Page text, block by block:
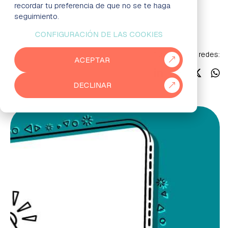
recordar tu preferencia de que no se te haga
seguimiento.
CONFIGURACIÓN DE LAS COOKIES
ACEPTAR
DECLINAR
BLOG
EMPRESAS
PARTNERS
931 76 23 43
Noticias
Síguenos en redes: